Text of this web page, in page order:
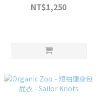
NT$1,250